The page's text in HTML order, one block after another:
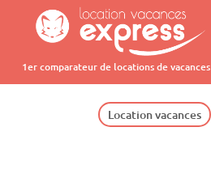
1er comparateur de locations de vacances
Location vacances